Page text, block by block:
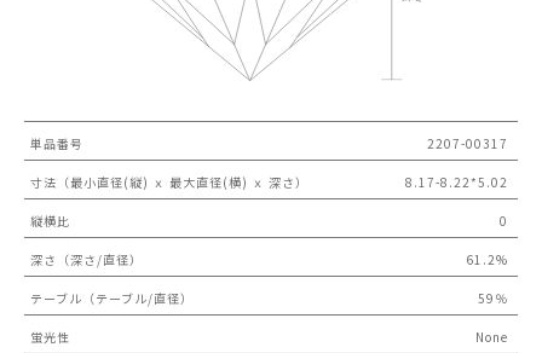
単品番号 2207-00317
寸法（最小直径(縦) ｘ 最大直径(横) ｘ 深さ） 8.17-8.22*5.02
縦横比 0
深さ（深さ/直径） 61.2%
テーブル（テーブル/直径） 59％
蛍光性 None